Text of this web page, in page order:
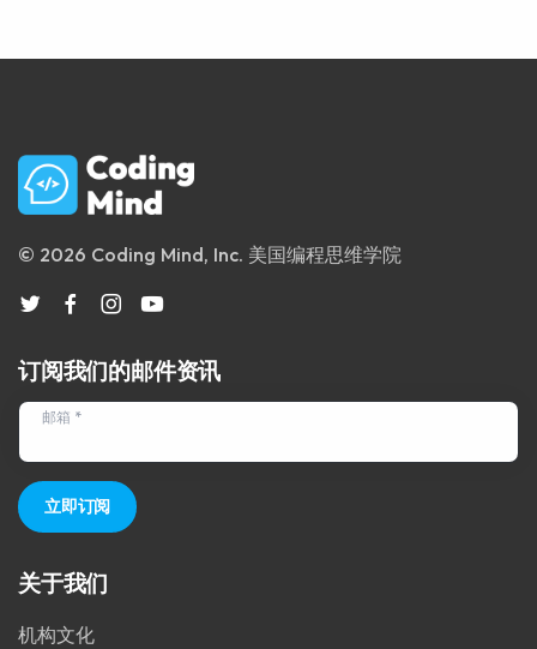
© 2026 Coding Mind, Inc. 美国编程思维学院
订阅我们的邮件资讯
邮箱 *
立即订阅
关于我们
机构文化